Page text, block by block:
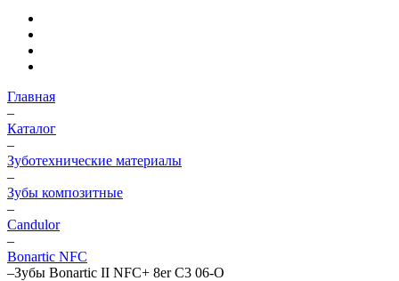
Главная
–
Каталог
–
Зуботехнические материалы
–
Зубы композитные
–
Candulor
–
Bonartic NFC
–Зубы Bonartic II NFC+ 8er C3 06-O